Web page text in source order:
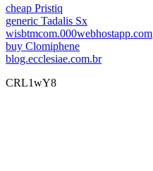
cheap Pristiq
generic Tadalis Sx
wisbtmcom.000webhostapp.com
buy Clomiphene
blog.ecclesiae.com.br
CRL1wY8